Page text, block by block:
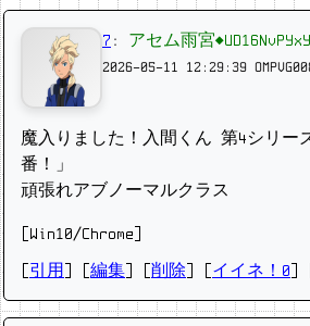
7 : アセム雨宮◆UD16NvPYxY
2026-05-11 12:29:39
魔入りました！入間くん 第4シリー
番！」
頑張れアブノーマルクラス
[Win10/Chrome]
引用 編集 削除 イイネ！0